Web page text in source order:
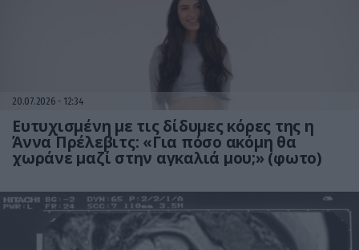
20.07.2026 12:34
Ευτυχισμένη με τις δίδυμες κόρες της η
Άννα Πρέλεβιτς: «Για πόσο ακόμη θα
χωράνε μαζί στην αγκαλιά μου;» (φωτο)